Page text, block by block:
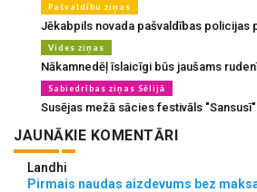
Pašvaldību ziņas
Jēkabpils novada pašvaldības policijas
Vides ziņas
Nākamnedēļ īslaicīgi būs jaušams
Sabiedrības ziņas Sēlijā
Susējas mežā sācies festivāls "Sansusī"
JAUNĀKIE KOMENTĀRI
Landhi
Pirmais naudas aizdevums bez